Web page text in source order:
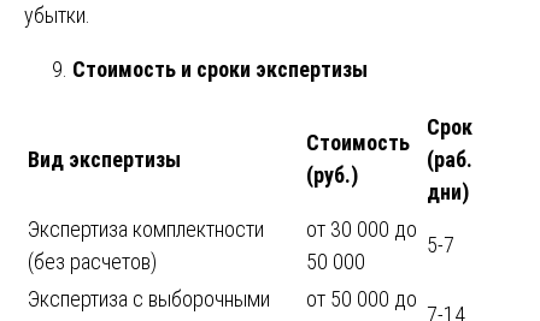
убытки.
Стоимость и сроки экспертизы
Вид экспертизы
Стоимость
(руб.)
Срок
(раб.
дни)
Экспертиза комплектности
(без расчетов)
от 30 000 до
50 000
5-7
Экспертиза с выборочными
от 50 000 до
7-14